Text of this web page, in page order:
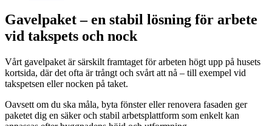
Gavelpaket – en stabil lösning för arbete
vid takspets och nock
Vårt gavelpaket är särskilt framtaget för arbeten högt upp på husets
kortsida, där det ofta är trångt och svårt att nå – till exempel vid
takspetsen eller nocken på taket.
Oavsett om du ska måla, byta fönster eller renovera fasaden ger
paketet dig en säker och stabil arbetsplattform som enkelt kan